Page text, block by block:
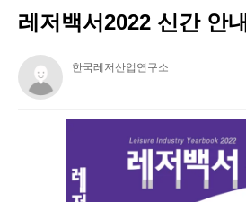
공지사항
레저백서2022 신간 안내
한국레저산업연구소